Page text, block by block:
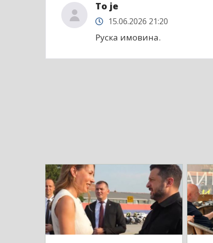
То је
15.06.2026 21:20
Руска имовина.